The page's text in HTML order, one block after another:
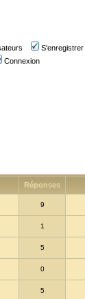
S'enregistrer
Connexion
Réponses
9
1
5
0
5